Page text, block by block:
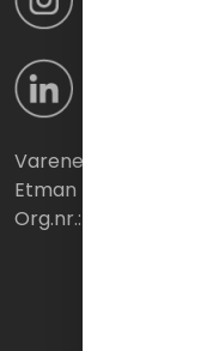
Varene leveres fra:
Etman Distribusjon AS
Org.nr.: 939 765 360